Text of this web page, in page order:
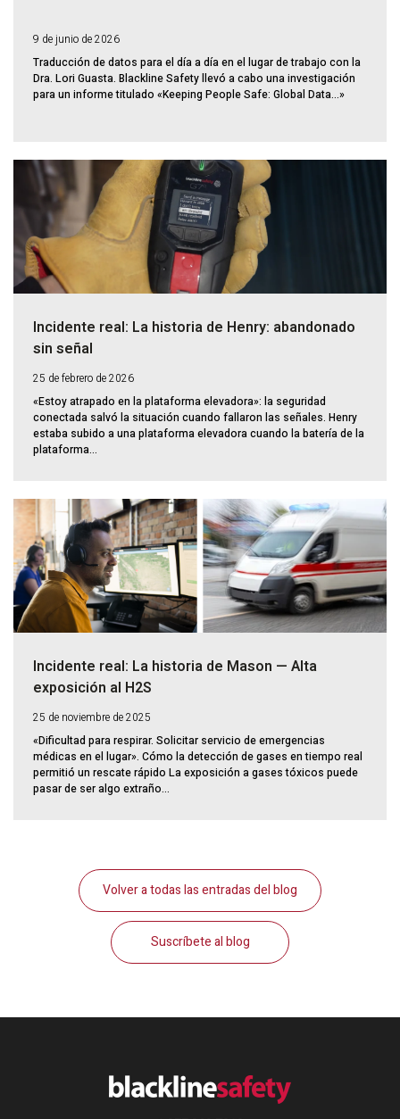
9 de junio de 2026
Traducción de datos para el día a día en el lugar de trabajo con la
Dra. Lori Guasta. Blackline Safety llevó a cabo una investigación
para un informe titulado «Keeping People Safe: Global Data...»
Incidente real: La historia de Henry: abandonado
sin señal
25 de febrero de 2026
«Estoy atrapado en la plataforma elevadora»: la seguridad
conectada salvó la situación cuando fallaron las señales. Henry
estaba subido a una plataforma elevadora cuando la batería de la
plataforma...
Incidente real: La historia de Mason — Alta
exposición al H2S
25 de noviembre de 2025
«Dificultad para respirar. Solicitar servicio de emergencias
médicas en el lugar». Cómo la detección de gases en tiempo real
permitió un rescate rápido La exposición a gases tóxicos puede
pasar de ser algo extraño...
Volver a todas las entradas del blog
Suscríbete al blog